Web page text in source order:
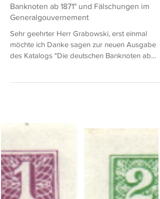
Hans-Ludwig Besler (Grabowski)
9. März 2021
4 Min. Lesezeit
Leserpost: Katalog "Die deutschen
Banknoten ab 1871" und Fälschungen im
Generalgouvernement
möchte ich Danke sagen zur neuen Ausgabe